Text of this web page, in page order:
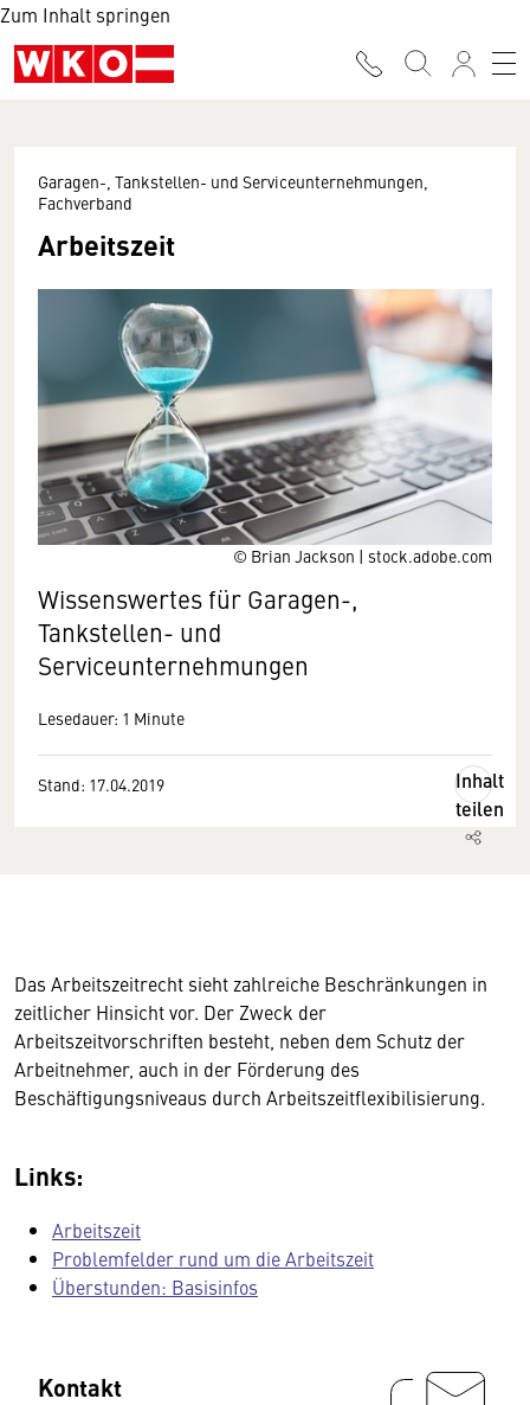
Zum Inhalt springen
© Brian Jackson | stock.adobe.com
Garagen-, Tankstellen- und Serviceunternehmungen,
Fachverband
Arbeitszeit
Wissenswertes für Garagen-,
Tankstellen- und
Serviceunternehmungen
Lesedauer: 1 Minute
Stand: 17.04.2019
Inhalt
teilen
Das Arbeitszeitrecht sieht zahlreiche Beschränkungen in
zeitlicher Hinsicht vor. Der Zweck der
Arbeitszeitvorschriften besteht, neben dem Schutz der
Arbeitnehmer, auch in der Förderung des
Beschäftigungsniveaus durch Arbeitszeitflexibilisierung.
Links:
Arbeitszeit
Problemfelder rund um die Arbeitszeit
Überstunden: Basisinfos
Kontakt